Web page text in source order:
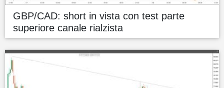
GBP/CAD: short in vista con test parte
superiore canale rialzista